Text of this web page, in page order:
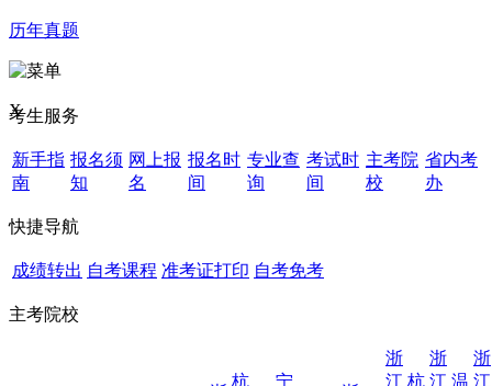
历年真题
X
考生服务
新手指
南
报名须
知
网上报
名
报名时
间
专业查
询
考试时
间
主考院
校
省内考
办
快捷导航
成绩转出 自考课程 准考证打印 自考免考
主考院校
杭
宁
浙
江 杭
浙
江 温
浙
江